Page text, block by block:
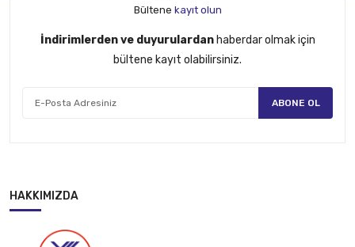
Bültene kayıt olun
İndirimlerden ve duyurulardanhaberdar olmak için
bültene kayıt olabilirsiniz.
ABONE OL
HAKKIMIZDA